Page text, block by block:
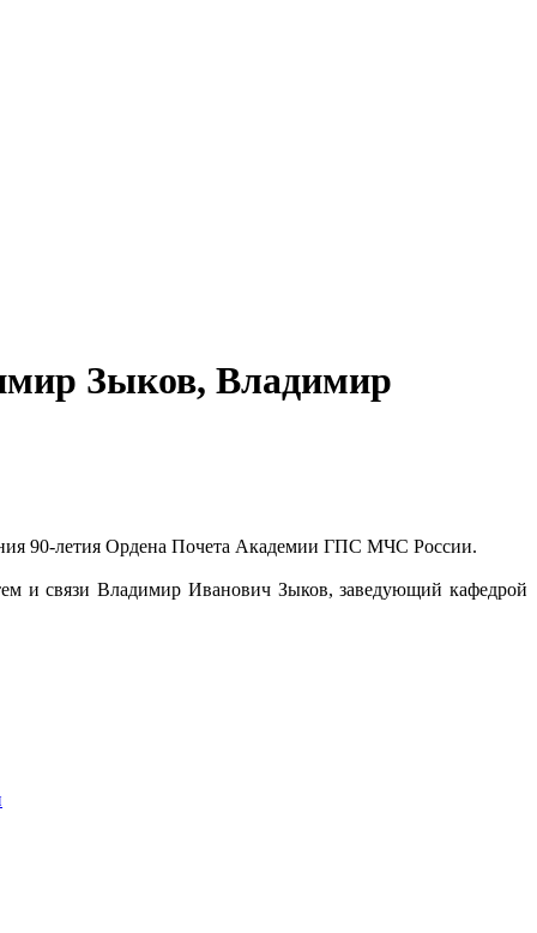
Зыков, Владимир
90-летия Ордена Почета Академии ГПС МЧС России.
и связи Владимир Иванович Зыков, заведующий кафедрой